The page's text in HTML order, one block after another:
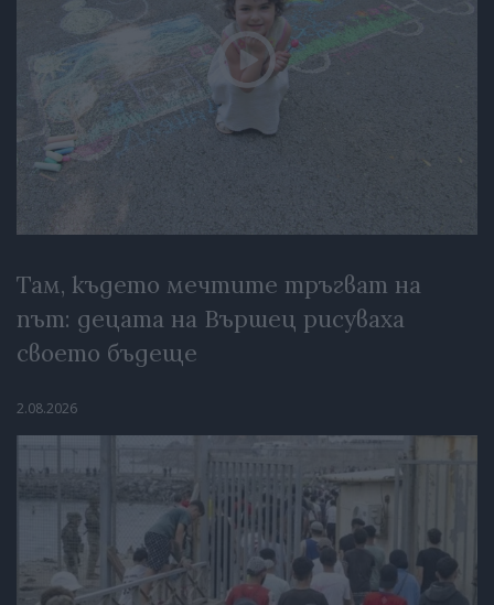
Там, където мечтите тръгват на
път: децата на Вършец рисуваха
своето бъдеще
2.08.2026